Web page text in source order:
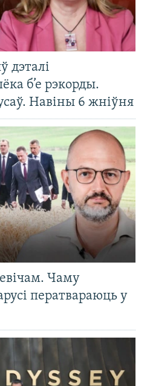
дэталі
б’е рэкорды.
Навіны 6 жніўня
Чаму
ператвараюць у